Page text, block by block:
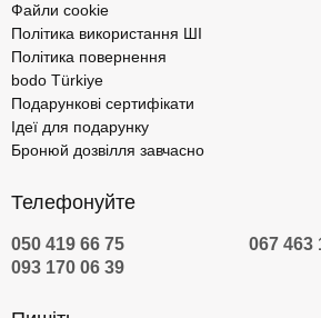
Файли cookie
Політика використання ШІ
Політика повернення
bodo Türkiye
Подарункові сертифікати
Ідеї для подарунку
Бронюй дозвілля завчасно
Телефонуйте
050 419 66 75
067 463
093 170 06 39